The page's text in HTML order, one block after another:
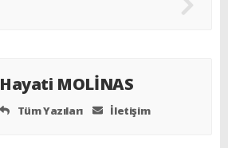
Hayati MOLİNAS
Tüm Yazıları İletişim